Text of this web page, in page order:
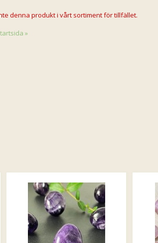
denna produkt i vårt sortiment för tillfället.
»